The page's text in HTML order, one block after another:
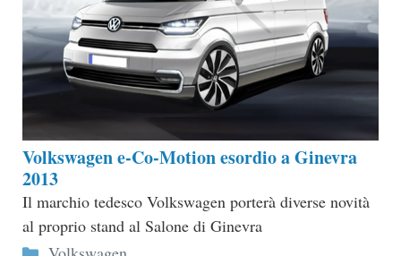
Volkswagen e-Co-Motion esordio a Ginevra
2013
Il marchio tedesco Volkswagen porterà diverse novità
al proprio stand al Salone di Ginevra
Categorie